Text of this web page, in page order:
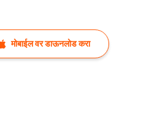
मोबाईल वर डाऊनलोड करा